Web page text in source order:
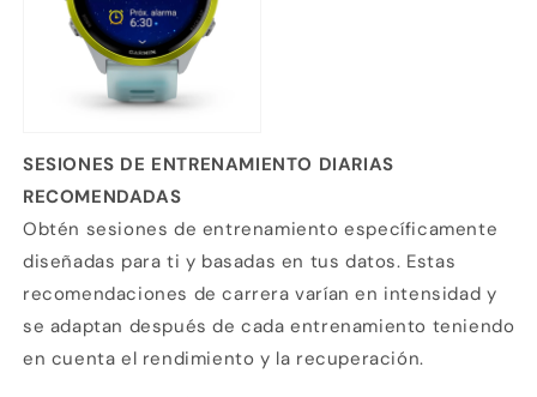
SESIONES DE ENTRENAMIENTO DIARIAS
RECOMENDADAS
Obtén sesiones de entrenamiento específicamente
diseñadas para ti y basadas en tus datos. Estas
recomendaciones de carrera varían en intensidad y
se adaptan después de cada entrenamiento teniendo
en cuenta el rendimiento y la recuperación.